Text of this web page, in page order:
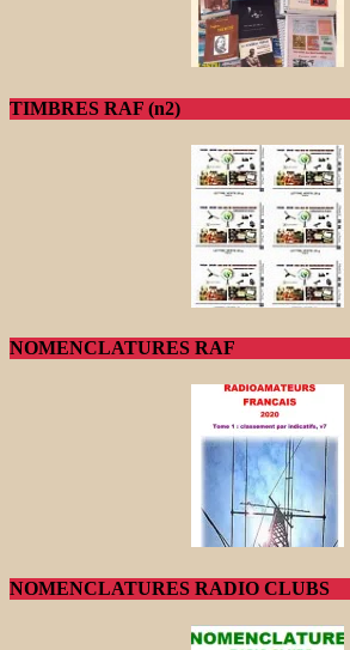
TIMBRES RAF (n2)
NOMENCLATURES RAF
NOMENCLATURES RADIO CLUBS